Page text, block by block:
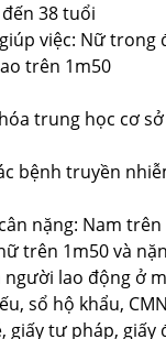
38 tuổi
việc: Nữ trong
trên 1m50
trung học cơ
bệnh truyền
nặng: Nam
trên 1m50 và
người lao động ở
sổ hộ khẩu,
giấy tư pháp, giấy